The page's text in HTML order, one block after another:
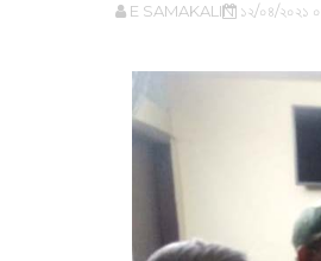
E SAMAKALIN ১২/০৪/২০২১